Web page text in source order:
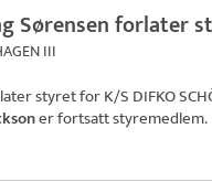
Sørensen forlater
III
styret forK/S DIFKO
er fortsatt styremedlem.